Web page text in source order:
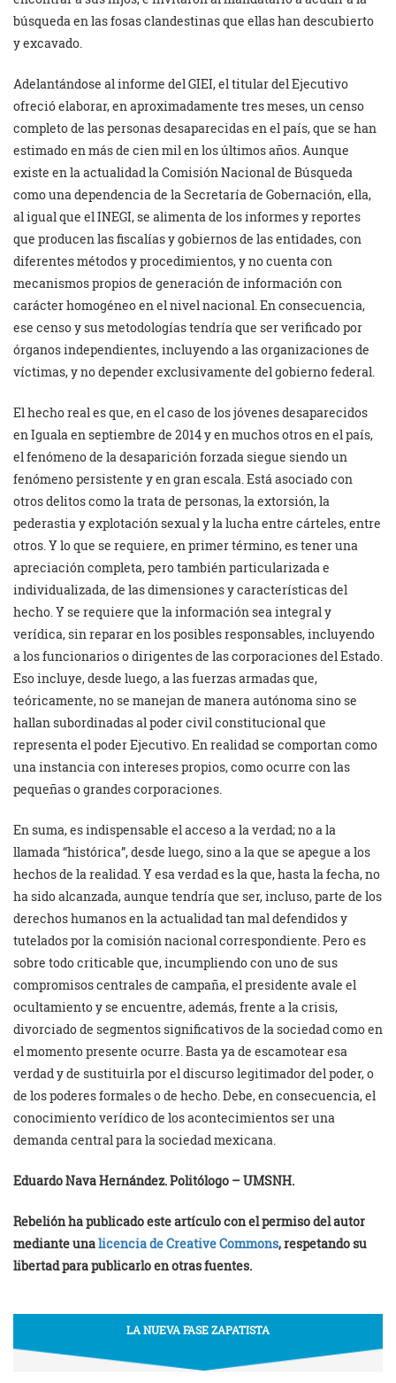
búsqueda en las fosas clandestinas que ellas han descubierto
y excavado.
Adelantándose al informe del GIEI, el titular del Ejecutivo
ofreció elaborar, en aproximadamente tres meses, un censo
completo de las personas desaparecidas en el país, que se han
estimado en más de cien mil en los últimos años. Aunque
existe en la actualidad la Comisión Nacional de Búsqueda
como una dependencia de la Secretaría de Gobernación, ella,
al igual que el INEGI, se alimenta de los informes y reportes
que producen las fiscalías y gobiernos de las entidades, con
diferentes métodos y procedimientos, y no cuenta con
mecanismos propios de generación de información con
carácter homogéneo en el nivel nacional. En consecuencia,
ese censo y sus metodologías tendría que ser verificado por
órganos independientes, incluyendo a las organizaciones de
víctimas, y no depender exclusivamente del gobierno federal.
El hecho real es que, en el caso de los jóvenes desaparecidos
en Iguala en septiembre de 2014 y en muchos otros en el país,
el fenómeno de la desaparición forzada siegue siendo un
fenómeno persistente y en gran escala. Está asociado con
otros delitos como la trata de personas, la extorsión, la
pederastia y explotación sexual y la lucha entre cárteles, entre
otros. Y lo que se requiere, en primer término, es tener una
apreciación completa, pero también particularizada e
individualizada, de las dimensiones y características del
hecho. Y se requiere que la información sea integral y
verídica, sin reparar en los posibles responsables, incluyendo
a los funcionarios o dirigentes de las corporaciones del Estado.
Eso incluye, desde luego, a las fuerzas armadas que,
teóricamente, no se manejan de manera autónoma sino se
hallan subordinadas al poder civil constitucional que
representa el poder Ejecutivo. En realidad se comportan como
una instancia con intereses propios, como ocurre con las
pequeñas o grandes corporaciones.
En suma, es indispensable el acceso a la verdad; no a la
llamada “histórica”, desde luego, sino a la que se apegue a los
hechos de la realidad. Y esa verdad es la que, hasta la fecha, no
ha sido alcanzada, aunque tendría que ser, incluso, parte de los
derechos humanos en la actualidad tan mal defendidos y
tutelados por la comisión nacional correspondiente. Pero es
sobre todo criticable que, incumpliendo con uno de sus
compromisos centrales de campaña, el presidente avale el
ocultamiento y se encuentre, además, frente a la crisis,
divorciado de segmentos significativos de la sociedad como en
el momento presente ocurre. Basta ya de escamotear esa
verdad y de sustituirla por el discurso legitimador del poder, o
de los poderes formales o de hecho. Debe, en consecuencia, el
conocimiento verídico de los acontecimientos ser una
demanda central para la sociedad mexicana.
Eduardo Nava Hernández. Politólogo – UMSNH.
Rebelión ha publicado este artículo con el permiso del autor
mediante unalicencia de Creative Commons, respetando su
libertad para publicarlo en otras fuentes.
LA NUEVA FASE ZAPATISTA